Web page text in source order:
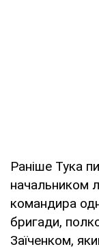
Раніше Тука
начальником
командира
бригади,
Заїченком,